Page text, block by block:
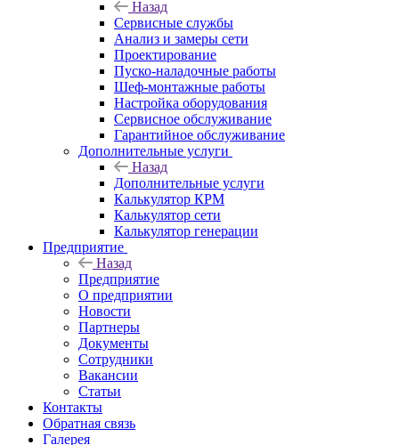
Назад
Сервисные службы
Анализ и замеры сети
Проектирование
Пуско-наладочные работы
Шеф-монтажные работы
Настройка оборудования
Сервисное обслуживание
Гарантийное обслуживание
Дополнительные услуги
Назад
Дополнительные услуги
Калькулятор КРМ
Калькулятор сети
Калькулятор генерации
Предприятие
Назад
Предприятие
О предприятии
Новости
Партнеры
Документы
Сотрудники
Вакансии
Статьи
Контакты
Обратная связь
Галерея